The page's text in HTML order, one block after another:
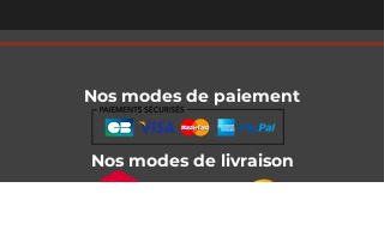
Nos modes de paiement
Nos modes de livraison